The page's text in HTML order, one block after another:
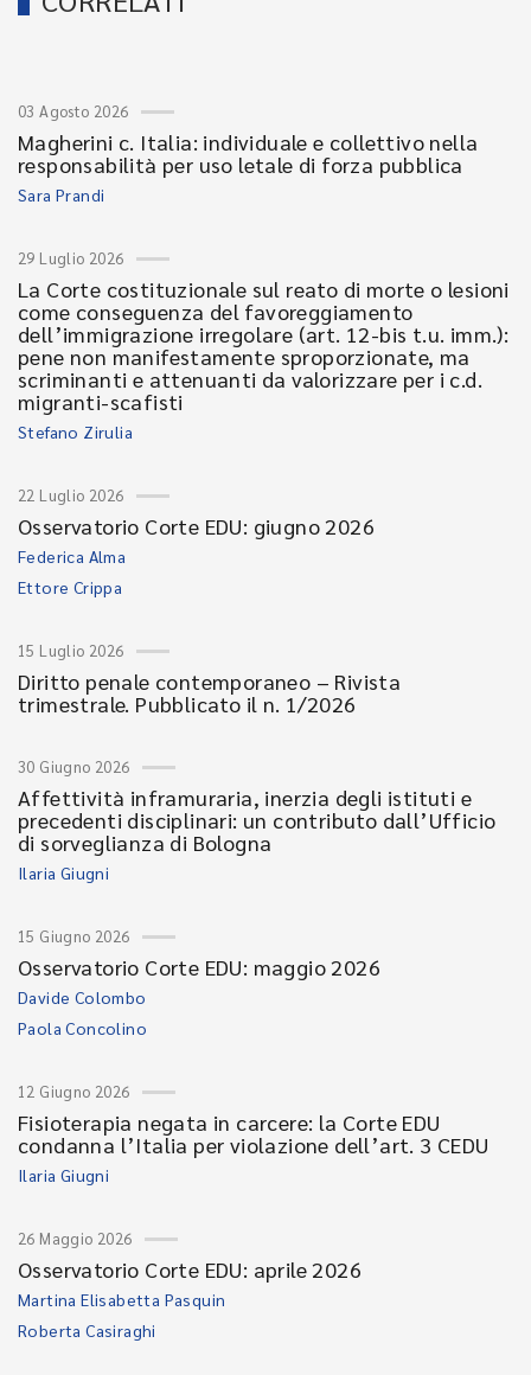
03 Agosto 2026
Magherini c. Italia: individuale e collettivo nella
responsabilità per uso letale di forza pubblica
Sara Prandi
29 Luglio 2026
La Corte costituzionale sul reato di morte o lesioni
come conseguenza del favoreggiamento
dell’immigrazione irregolare (art. 12-bis t.u. imm.):
pene non manifestamente sproporzionate, ma
scriminanti e attenuanti da valorizzare per i c.d.
migranti-scafisti
Stefano Zirulia
22 Luglio 2026
Osservatorio Corte EDU: giugno 2026
Federica Alma
Ettore Crippa
15 Luglio 2026
Diritto penale contemporaneo – Rivista
trimestrale. Pubblicato il n. 1/2026
30 Giugno 2026
Affettività inframuraria, inerzia degli istituti e
precedenti disciplinari: un contributo dall’Ufficio
di sorveglianza di Bologna
Ilaria Giugni
15 Giugno 2026
Osservatorio Corte EDU: maggio 2026
Davide Colombo
Paola Concolino
12 Giugno 2026
Fisioterapia negata in carcere: la Corte EDU
condanna l’Italia per violazione dell’art. 3 CEDU
Ilaria Giugni
26 Maggio 2026
Osservatorio Corte EDU: aprile 2026
Martina Elisabetta Pasquin
Roberta Casiraghi